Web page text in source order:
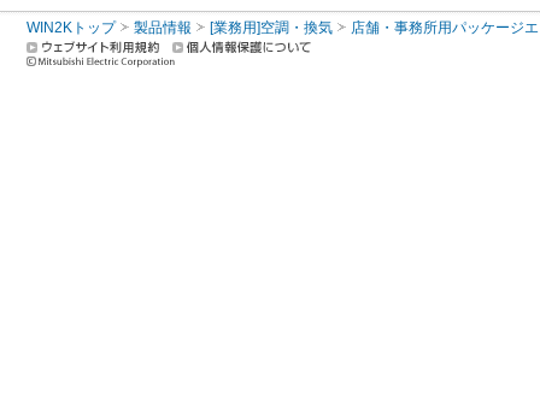
WIN2Kトップ 製品情報 [業務用]空調・換気 店舗・事務所用パッケージ